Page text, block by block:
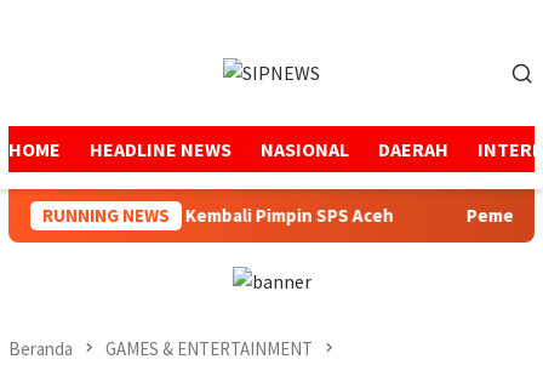
HOME HEADLINE NEWS NASIONAL DAERAH
RUNNING NEWS
Usman Kembali Pimpin SPS Aceh
Beranda GAMES & ENTERTAINMENT